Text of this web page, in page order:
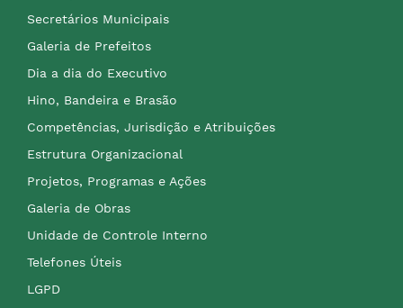
Secretários Municipais
Galeria de Prefeitos
Dia a dia do Executivo
Hino, Bandeira e Brasão
Competências, Jurisdição e Atribuições
Estrutura Organizacional
Projetos, Programas e Ações
Galeria de Obras
Unidade de Controle Interno
Telefones Úteis
LGPD